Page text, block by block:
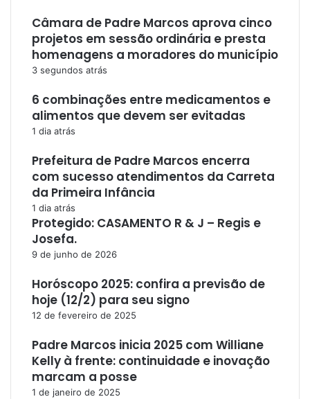
Câmara de Padre Marcos aprova cinco
projetos em sessão ordinária e presta
homenagens a moradores do município
3 segundos atrás
6 combinações entre medicamentos e
alimentos que devem ser evitadas
1 dia atrás
Prefeitura de Padre Marcos encerra
com sucesso atendimentos da Carreta
da Primeira Infância
1 dia atrás
Protegido: CASAMENTO R & J – Regis e
Josefa.
9 de junho de 2026
Horóscopo 2025: confira a previsão de
hoje (12/2) para seu signo
12 de fevereiro de 2025
Padre Marcos inicia 2025 com Williane
Kelly à frente: continuidade e inovação
marcam a posse
1 de janeiro de 2025